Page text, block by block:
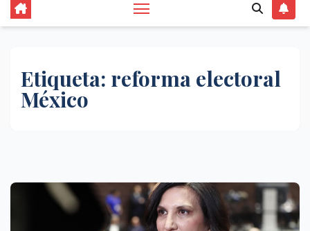
Etiqueta: reforma electoral
México